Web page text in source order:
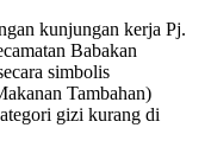
kunjungan kerja Pj.
Babakan
simbolis
Tambahan)
gizi kurang di